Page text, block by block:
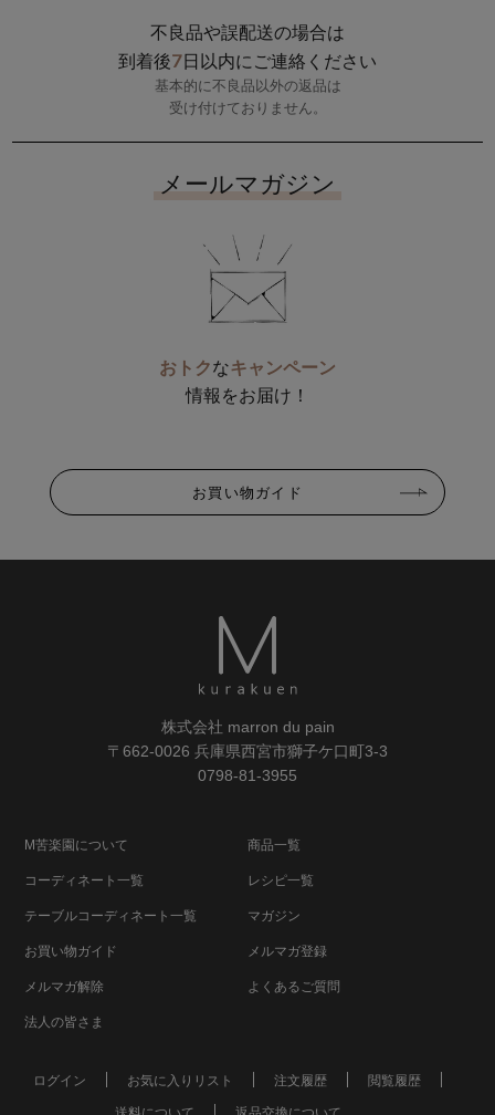
不良品や誤配送の場合は
到着後7日以内にご連絡ください
基本的に不良品以外の返品は
受け付けておりません。
メールマガジン
おトクなキャンペーン
情報をお届け！
お買い物ガイド
株式会社 marron du pain
〒662-0026 兵庫県西宮市獅子ケ口町3-3
0798-81-3955
M苦楽園について 商品一覧
コーディネート一覧 レシピ一覧
テーブルコーディネート一覧 マガジン
お買い物ガイド メルマガ登録
メルマガ解除 よくあるご質問
法人の皆さま
ログイン お気に入りリスト 注文履歴 閲覧履歴